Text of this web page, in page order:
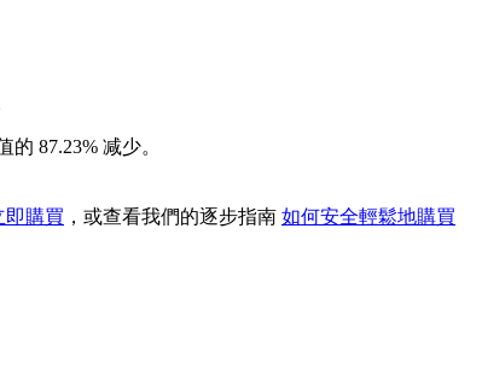
87.23% 减少。
即購買 ，或查看我們的逐步指南 如何安全輕鬆地購買